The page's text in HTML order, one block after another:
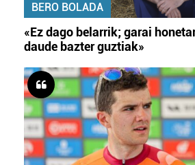
BERO BOLADA
«Ez dago belarrik; garai
daude bazter guztiak»